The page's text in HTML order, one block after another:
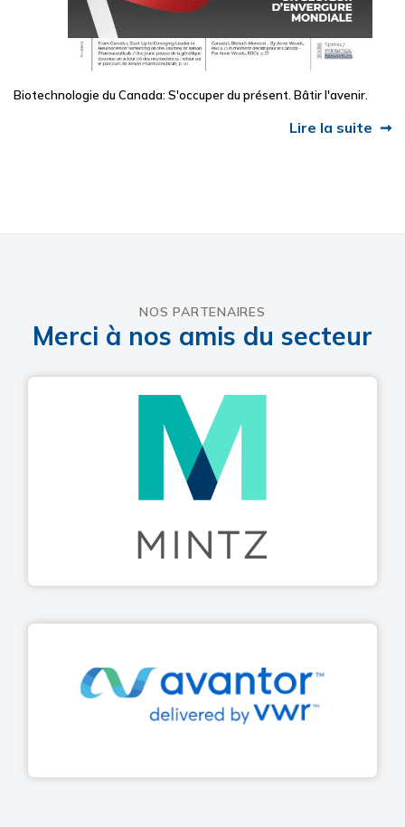
Biotechnologie du Canada: S'occuper du présent. Bâtir l'avenir.
Lire la suite
NOS PARTENAIRES
Merci à nos amis du secteur